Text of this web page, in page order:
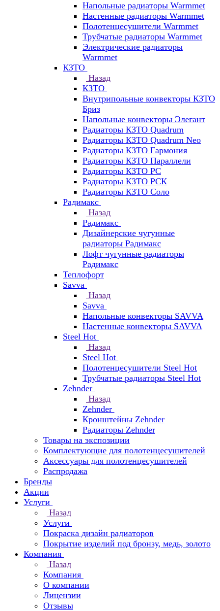
Напольные радиаторы Warmmet
Настенные радиаторы Warmmet
Полотенцесушители Warmmet
Трубчатые радиаторы Warmmet
Электрические радиаторы
Warmmet
КЗТО
Назад
КЗТО
Внутрипольные конвекторы КЗТО
Бриз
Напольные конвекторы Элегант
Радиаторы КЗТО Quadrum
Радиаторы КЗТО Quadrum Neo
Радиаторы КЗТО Гармония
Радиаторы КЗТО Параллели
Радиаторы КЗТО РС
Радиаторы КЗТО РСК
Радиаторы КЗТО Соло
Радимакс
Назад
Радимакс
Дизайнерские чугунные
радиаторы Радимакс
Лофт чугунные радиаторы
Радимакс
Теплофорт
Savva
Назад
Savva
Напольные конвекторы SAVVA
Настенные конвекторы SAVVA
Steel Hot
Назад
Steel Hot
Полотенцесушители Steel Hot
Трубчатые радиаторы Steel Hot
Zehnder
Назад
Zehnder
Кронштейны Zehnder
Радиаторы Zehnder
Товары на экспозиции
Комплектующие для полотенцесушителей
Аксессуары для полотенцесушителей
Распродажа
Бренды
Акции
Услуги
Назад
Услуги
Покраска дизайн радиаторов
Покрытие изделий под бронзу, медь, золото
Компания
Назад
Компания
О компании
Лицензии
Отзывы